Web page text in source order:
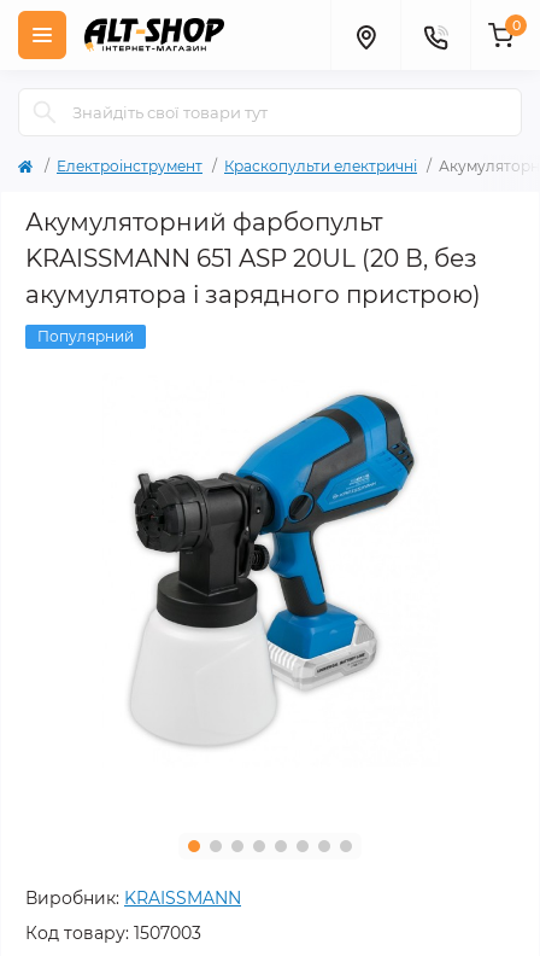
0
Електроінструмент Краскопульти електричні
Акумуляторний фарбопульт
KRAISSMANN 651 ASP 20UL (20 В, без
акумулятора і зарядного пристрою)
Популярний
Виробник: KRAISSMANN
Код товару: 1507003